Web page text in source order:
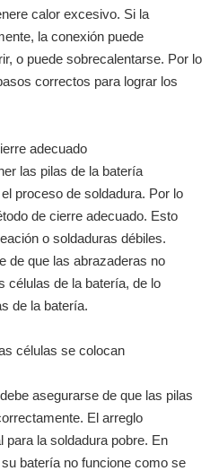
calor excesivo. Si la
la conexión puede
o puede sobrecalentarse. Por lo
correctos para lograr los
adecuado
las pilas de la batería
proceso de soldadura. Por lo
de cierre adecuado. Esto
o soldaduras débiles.
de que las abrazaderas no
células de la batería, de lo
de la batería.
células se colocan
asegurarse de que las pilas
El arreglo
para la soldadura pobre. En
batería no funcione como se